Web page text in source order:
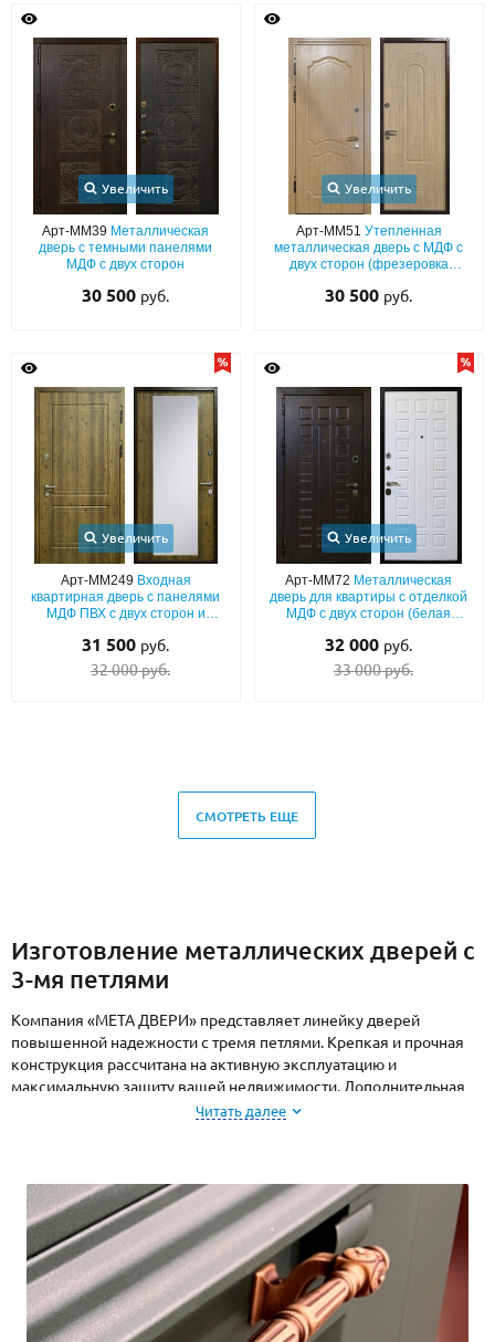
Увеличить
Арт-ММ39 Металлическая
дверь с темными панелями
МДФ с двух сторон
30 500 руб.
Увеличить
Арт-ММ51 Утепленная
металлическая дверь с МДФ с
двух сторон (фрезеровка
30 500 руб.
Увеличить
Арт-ММ249 Входная
квартирная дверь с панелями
МДФ ПВХ с двух сторон и
31 500 руб.
32 000 руб.
Увеличить
Арт-ММ72 Металлическая
дверь для квартиры с отделкой
МДФ с двух сторон (белая
32 000 руб.
33 000 руб.
СМОТРЕТЬ ЕЩЕ
Изготовление металлических дверей с
3-мя петлями
Компания «МЕТА ДВЕРИ» представляет линейку дверей
повышенной надежности с тремя петлями. Крепкая и прочная
конструкция рассчитана на активную эксплуатацию и
максимальную защиту вашей недвижимости. Дополнительная
петля исключает провисание тяжелых створок с массивной
коттедж,в квартируилиофис.
Читать далее